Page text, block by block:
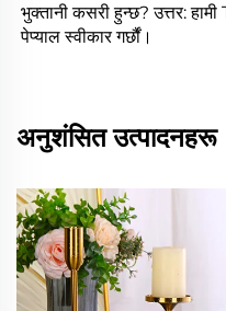
भुक्तानी कसरी हुन्छ? उत्तर:
पेप्याल स्वीकार गर्छौं।
अनुशंसित उत्पादनहरू